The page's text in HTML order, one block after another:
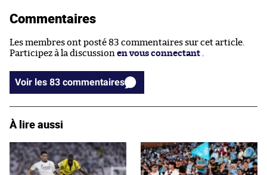
Commentaires
Les membres ont posté 83 commentaires sur cet article.
Participez à la discussion en vous connectant
Voir les 83 commentaires
À lire aussi